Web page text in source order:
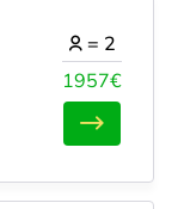
1957€
= 2